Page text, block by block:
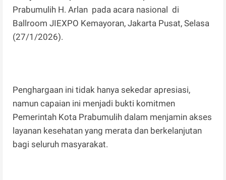
Prabumulih H. Arlan pada acara nasional di
Ballroom JIEXPO Kemayoran, Jakarta Pusat, Selasa
(27/1/2026).
Penghargaan ini tidak hanya sekedar apresiasi,
namun capaian ini menjadi bukti komitmen
Pemerintah Kota Prabumulih dalam menjamin akses
layanan kesehatan yang merata dan berkelanjutan
bagi seluruh masyarakat.